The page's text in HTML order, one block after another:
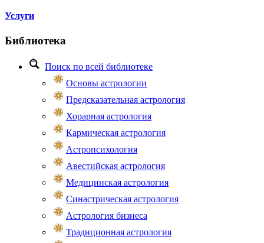
Услуги
Библиотека
Поиск по всей библиотеке
Основы астрологии
Предсказательная астрология
Хорарная астрология
Кармическая астрология
Астропсихология
Авестийская астрология
Медицинская астрология
Синастрическая астрология
Астрология бизнеса
Традиционная астрология